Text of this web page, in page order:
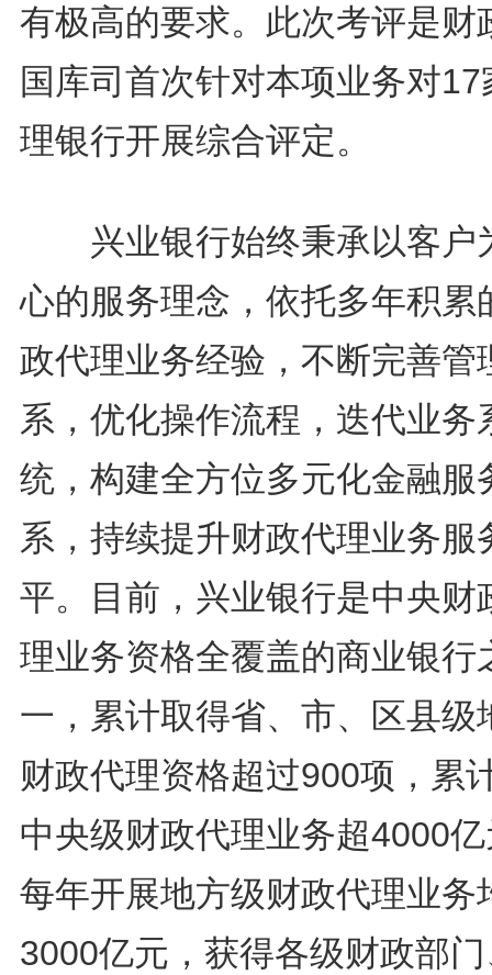
有极高的要求。此次考评是财
国库司首次针对本项业务对17
理银行开展综合评定。
兴业银行始终秉承以客户
心的服务理念，依托多年积累
政代理业务经验，不断完善管
系，优化操作流程，迭代业务
统，构建全方位多元化金融服
系，持续提升财政代理业务服
平。目前，兴业银行是中央财
理业务资格全覆盖的商业银行
一，累计取得省、市、区县级
财政代理资格超过900项，累
中央级财政代理业务超4000
每年开展地方级财政代理业务
3000亿元，获得各级财政部